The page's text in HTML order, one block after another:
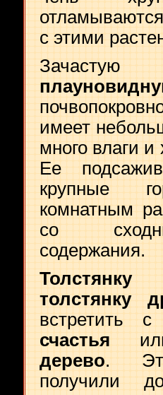
с этими
имеет
много влаги и
Ее
крупные
комнатным
со
содержания.
Толстянку
толстянку
встретить
счастья
дерево.
получили